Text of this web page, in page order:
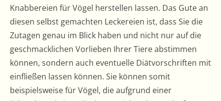
Knabbereien für Vögel herstellen lassen. Das Gute an
diesen selbst gemachten Leckereien ist, dass Sie die
Zutagen genau im Blick haben und nicht nur auf die
geschmacklichen Vorlieben Ihrer Tiere abstimmen
können, sondern auch eventuelle Diätvorschriften mit
einfließen lassen können. Sie können somit
beispielsweise für Vögel, die aufgrund einer